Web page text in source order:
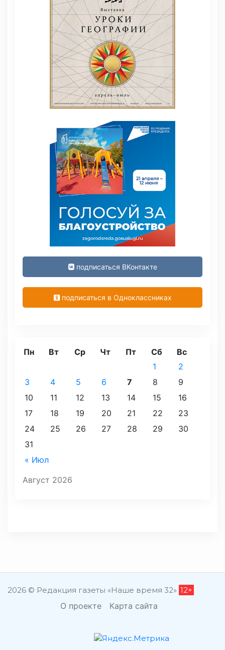
подписаться ВКонтакте
подписаться в Одноклассниках
Август 2026
Пн Вт Ср Чт Пт Сб Вс
« Июл
1
2
3
4 5 6 7 8
9
10
11 12 13 14 15
16
17
18 19 20 21 22
23
24
25 26 27 28 29
30
31
2026 © Редакция газеты «Наше время 32» 12+
О проекте Карта сайта